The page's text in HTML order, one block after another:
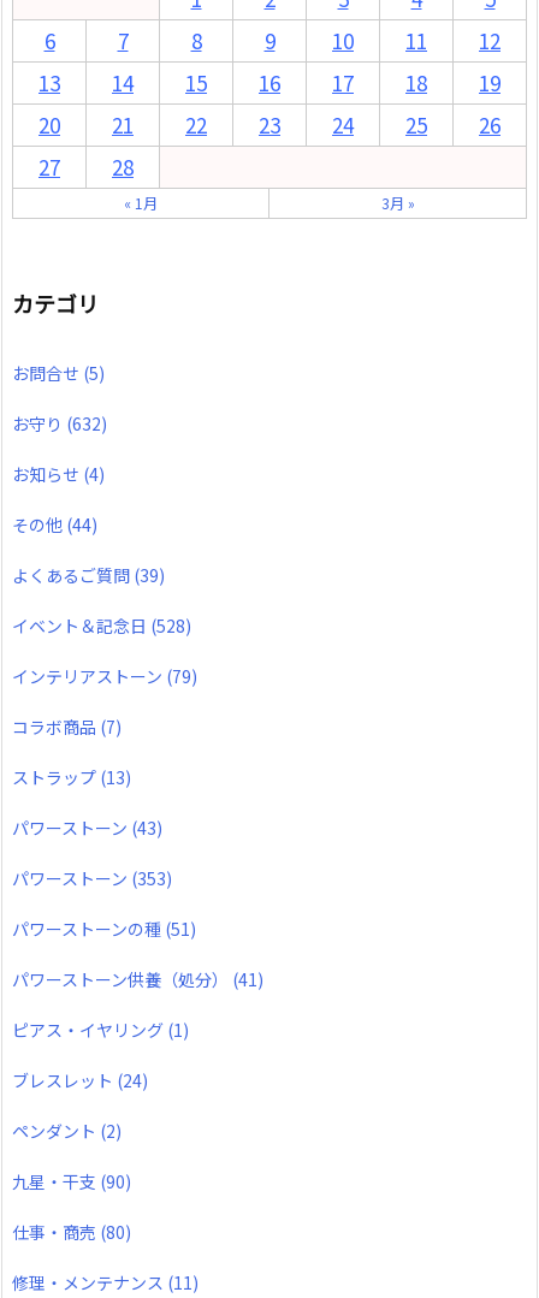
6
7 8 9 10 11
12
13
14 15 16 17 18
19
20
21 22 23 24 25
26
27
28
« 1月 3月 »
カテゴリ
お問合せ (5)
お守り (632)
お知らせ (4)
その他 (44)
よくあるご質問 (39)
イベント＆記念日 (528)
インテリアストーン (79)
コラボ商品 (7)
ストラップ (13)
パワーストーン (43)
パワーストーン (353)
パワーストーンの種 (51)
パワーストーン供養（処分） (41)
ピアス・イヤリング (1)
ブレスレット (24)
ペンダント (2)
九星・干支 (90)
仕事・商売 (80)
修理・メンテナンス (11)